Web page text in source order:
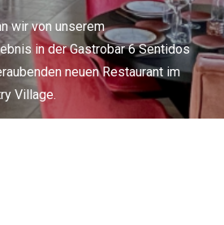
wir von unserem
in der Gastrobar 6 Sentidos
neuen Restaurant im
Village.